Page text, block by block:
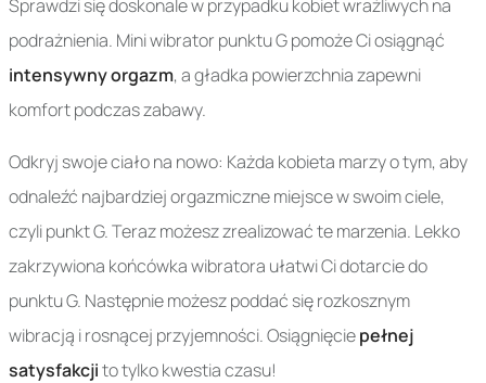
Sprawdzi się doskonale w przypadku kobiet wrażliwych na
podrażnienia. Mini wibrator punktu G pomoże Ci osiągnąć
intensywny orgazm, a gładka powierzchnia zapewni
komfort podczas zabawy.
Odkryj swoje ciało na nowo: Każda kobieta marzy o tym, aby
odnaleźć najbardziej orgazmiczne miejsce w swoim ciele,
czyli punkt G. Teraz możesz zrealizować te marzenia. Lekko
zakrzywiona końcówka wibratora ułatwi Ci dotarcie do
punktu G. Następnie możesz poddać się rozkosznym
wibracją i rosnącej przyjemności. Osiągnięciepełnej
satysfakcjito tylko kwestia czasu!